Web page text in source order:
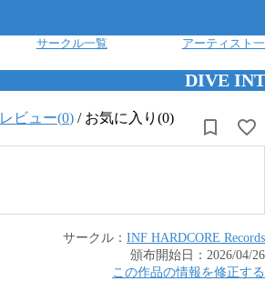
サークル一覧 アーティスト
DIVE
レビュー(0) / お気に入り(0)
サークル： INF HARDCORE Records
頒布開始日： 2026/04/26
この作品の情報を修正する